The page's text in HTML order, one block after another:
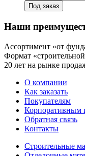
Под заказ
Наши
Ассортимент «от
Формат «строительной
20 лет на рынке
О компании
Как заказать
Покупателям
Корпоративным
Обратная связь
Контакты
Строительные